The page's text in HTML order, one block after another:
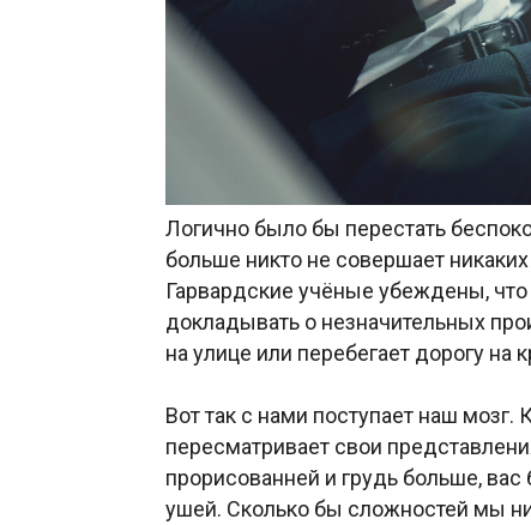
Логично было бы перестать
больше никто не совершает
Гарвардские учёные убеждены,
докладывать о незначительных
на улице или перебегает дорогу на
Вот так с нами поступает наш мозг.
пересматривает свои
прорисованней и грудь больше,
ушей. Сколько бы сложностей мы